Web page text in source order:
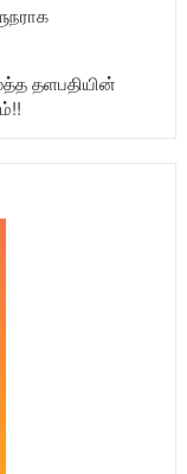
தளபதியின்